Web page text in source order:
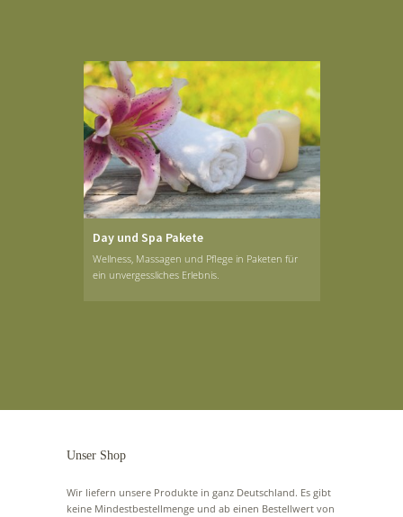
Day und Spa Pakete
Wellness, Massagen und Pflege in Paketen für
ein unvergessliches Erlebnis.
Unser Shop
Wir liefern unsere Produkte in ganz Deutschland. Es gibt
keine Mindestbestellmenge und ab einen Bestellwert von